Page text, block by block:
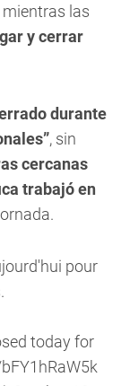
mientras las
y cerrar
durante
, sin
cercanas
trabajó en
pour
today for